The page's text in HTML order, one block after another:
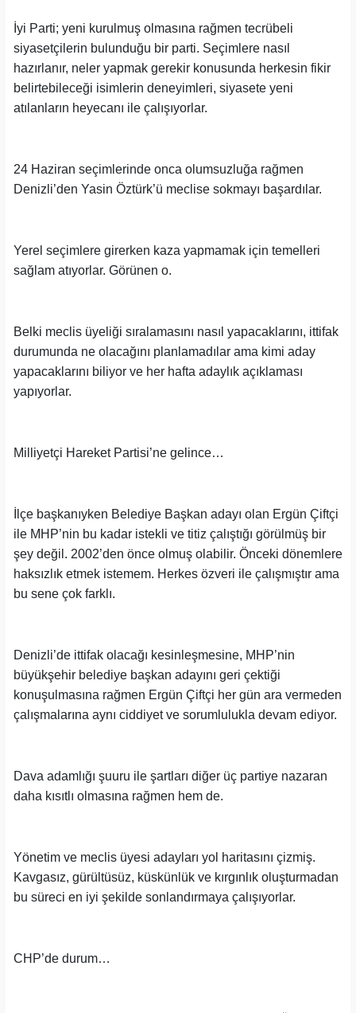
İyi Parti; yeni kurulmuş olmasına rağmen tecrübeli
siyasetçilerin bulunduğu bir parti. Seçimlere nasıl
hazırlanır, neler yapmak gerekir konusunda herkesin fikir
belirtebileceği isimlerin deneyimleri, siyasete yeni
atılanların heyecanı ile çalışıyorlar.
24 Haziran seçimlerinde onca olumsuzluğa rağmen
Denizli’den Yasin Öztürk’ü meclise sokmayı başardılar.
Yerel seçimlere girerken kaza yapmamak için temelleri
sağlam atıyorlar. Görünen o.
Belki meclis üyeliği sıralamasını nasıl yapacaklarını, ittifak
durumunda ne olacağını planlamadılar ama kimi aday
yapacaklarını biliyor ve her hafta adaylık açıklaması
yapıyorlar.
Milliyetçi Hareket Partisi’ne gelince…
İlçe başkanıyken Belediye Başkan adayı olan Ergün Çiftçi
ile MHP’nin bu kadar istekli ve titiz çalıştığı görülmüş bir
şey değil. 2002’den önce olmuş olabilir. Önceki dönemlere
haksızlık etmek istemem. Herkes özveri ile çalışmıştır ama
bu sene çok farklı.
Denizli’de ittifak olacağı kesinleşmesine, MHP’nin
büyükşehir belediye başkan adayını geri çektiği
konuşulmasına rağmen Ergün Çiftçi her gün ara vermeden
çalışmalarına aynı ciddiyet ve sorumlulukla devam ediyor.
Dava adamlığı şuuru ile şartları diğer üç partiye nazaran
daha kısıtlı olmasına rağmen hem de.
Yönetim ve meclis üyesi adayları yol haritasını çizmiş.
Kavgasız, gürültüsüz, küskünlük ve kırgınlık oluşturmadan
bu süreci en iyi şekilde sonlandırmaya çalışıyorlar.
CHP’de durum…